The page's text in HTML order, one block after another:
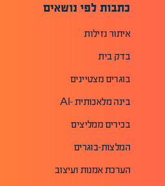
כתבות לפי נושאים
איתור נזילות
בדק בית
בוגרים מצטיינים
בינה מלאכותית -AI
בכירים ממליצים
המלצות-בוגרים
הערכת אמנות ועיצוב